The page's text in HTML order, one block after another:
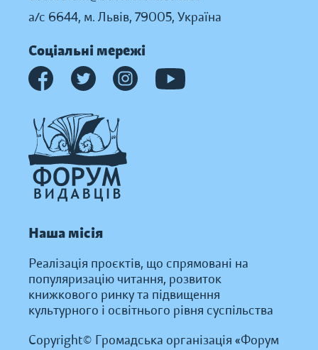
а/с 6644, м. Львів, 79005, Україна
Соціальні мережі
Наша місія
Реалізація проєктів, що спрямовані на
популяризацію читання, розвиток
книжкового ринку та підвищення
культурного і освітнього рівня суспільства
Copyright© Громадська організація «Форум